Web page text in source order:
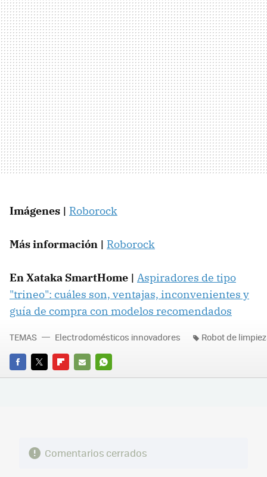
Imágenes | Roborock
Más información | Roborock
En Xataka SmartHome | Aspiradores de tipo
"trineo": cuáles son, ventajas, inconvenientes y
guía de compra con modelos recomendados
FACEBOOK
TWITTERFLIPBOARD
E-
WHATSAPP
TEMAS Electrodomésticos innovadores Robot de
Comentarios cerrados